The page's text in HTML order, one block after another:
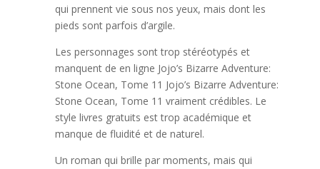
qui prennent vie sous nos yeux, mais dont les
pieds sont parfois d’argile.
Les personnages sont trop stéréotypés et
manquent de en ligne Jojo’s Bizarre Adventure:
Stone Ocean, Tome 11 Jojo’s Bizarre Adventure:
Stone Ocean, Tome 11 vraiment crédibles. Le
style livres gratuits est trop académique et
manque de fluidité et de naturel.
Un roman qui brille par moments, mais qui